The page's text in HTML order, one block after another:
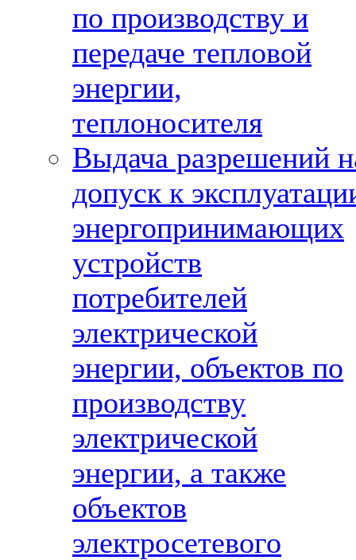
по производству и
передаче тепловой
энергии,
теплоносителя
Выдача разрешений
допуск к
энергопринимающих
устройств
потребителей
электрической
энергии, объектов по
производству
электрической
энергии, а также
объектов
электросетевого